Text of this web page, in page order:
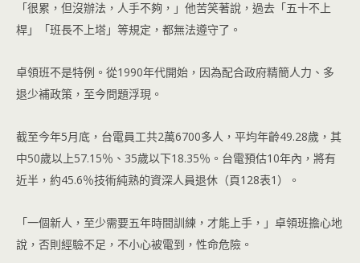
「很累，但沒辦法，人手不夠，」他苦笑著說，過去「五十不上
桿」「班長不上塔」等規定，都無法遵守了。
卓領班不是特例。從1990年代開始，因為配合政府精簡人力、多
退少補政策，至今問題浮現。
截至今年5月底，台電員工共2萬6700多人，平均年齡49.28歲，其
中50歲以上57.15％、35歲以下18.35％。台電預估10年內，將有
近半，約45.6％技術純熟的資深人員退休（頁128表1）。
「一個新人，至少需要五年時間訓練，才能上手，」卓領班擔心地
說，否則經驗不足，不小心被電到，性命危險。